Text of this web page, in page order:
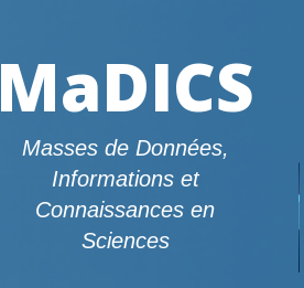
MaDICS
Masses de Données,
Informations et
Connaissances en
Sciences